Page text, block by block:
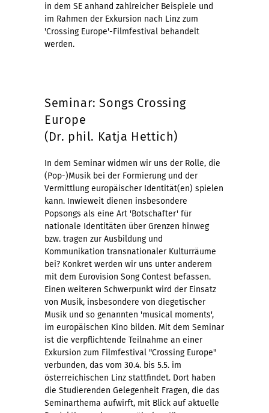
in dem SE anhand zahlreicher Beispiele und
im Rahmen der Exkursion nach Linz zum
'Crossing Europe'-Filmfestival behandelt
werden.
Seminar: Songs Crossing
Europe
(Dr. phil. Katja Hettich)
In dem Seminar widmen wir uns der Rolle, die
(Pop-)Musik bei der Formierung und der
Vermittlung europäischer Identität(en) spielen
kann. Inwieweit dienen insbesondere
Popsongs als eine Art 'Botschafter' für
nationale Identitäten über Grenzen hinweg
bzw. tragen zur Ausbildung und
Kommunikation transnationaler Kulturräume
bei? Konkret werden wir uns unter anderem
mit dem Eurovision Song Contest befassen.
Einen weiteren Schwerpunkt wird der Einsatz
von Musik, insbesondere von diegetischer
Musik und so genannten 'musical moments',
im europäischen Kino bilden. Mit dem Seminar
ist die verpflichtende Teilnahme an einer
Exkursion zum Filmfestival "Crossing Europe"
verbunden, das vom 30.4. bis 5.5. im
österreichischen Linz stattfindet. Dort haben
die Studierenden Gelegenheit Fragen, die das
Seminarthema aufwirft, mit Blick auf aktuelle